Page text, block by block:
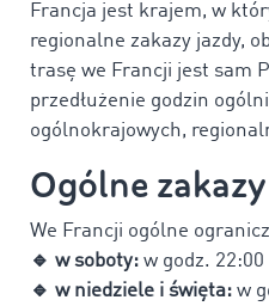
Francja jest krajem, w
regionalne zakazy jazdy,
trasę we Francji jest sam
przedłużenie godzin
ogólnokrajowych,
Ogólne
We Francji ogólne
🔹 w soboty: w godz. 22:00
🔹 w niedziele i święta: w